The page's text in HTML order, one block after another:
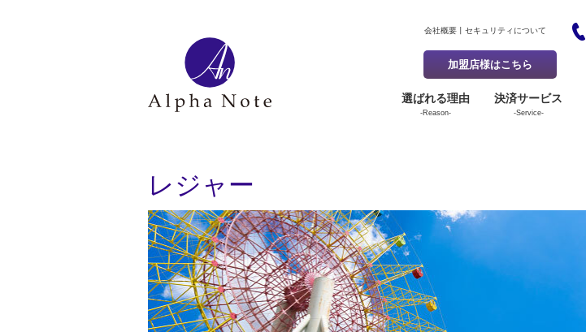
選ばれる理由
-Reason-
決済サービス
-Service-
会社概要 セキュリティについて
加盟店様はこちら
レジャー